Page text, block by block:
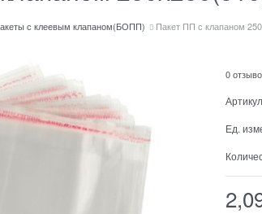
с клеевым клапаном(БОПП) Пакет ПП с клапаном
0
Ед.